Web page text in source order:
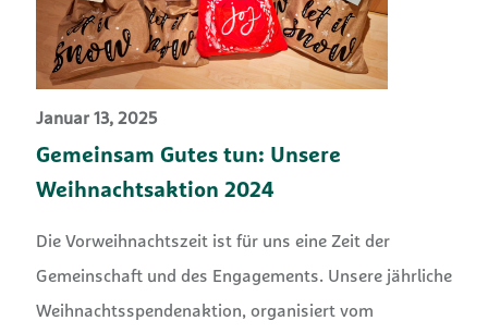
Januar 13, 2025
Gemeinsam Gutes tun: Unsere
Weihnachtsaktion 2024
Die Vorweihnachtszeit ist für uns eine Zeit der
Gemeinschaft und des Engagements. Unsere jährliche
Weihnachtsspendenaktion, organisiert vom